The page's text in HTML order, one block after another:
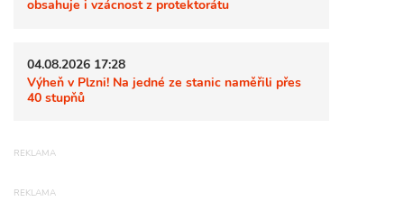
obsahuje i vzácnost z protektorátu
04.08.2026 17:28
Výheň v Plzni! Na jedné ze stanic naměřili přes
40 stupňů